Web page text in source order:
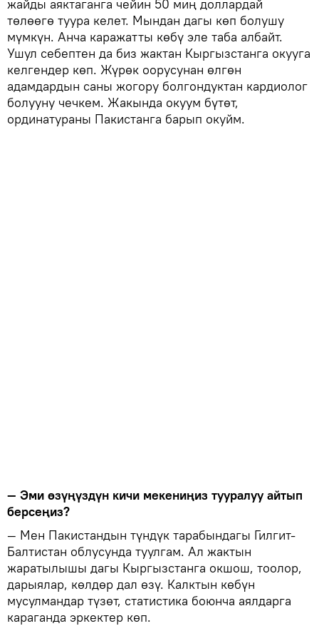
жайды аяктаганга чейин 50 миң доллардай
төлөөгө туура келет. Мындан дагы көп болушу
мүмкүн. Анча каражатты көбү эле таба албайт.
Ушул себептен да биз жактан Кыргызстанга окууга
келгендер көп. Жүрөк оорусунан өлгөн
адамдардын саны жогору болгондуктан кардиолог
болууну чечкем. Жакында окуум бүтөт,
ординатураны Пакистанга барып окуйм.
— Эми өзүңүздүн кичи мекениңиз тууралуу айтып
берсеңиз?
— Мен Пакистандын түндүк тарабындагы Гилгит-
Балтистан облусунда туулгам. Ал жактын
жаратылышы дагы Кыргызстанга окшош, тоолор,
дарыялар, көлдөр дал өзү. Калктын көбүн
мусулмандар түзөт, статистика боюнча аялдарга
караганда эркектер көп.